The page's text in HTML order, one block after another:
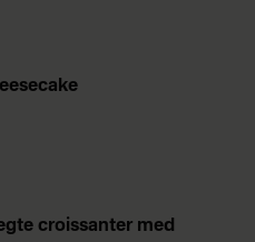
croissanter med